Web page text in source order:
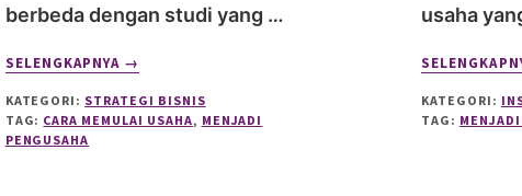
berbeda dengan studi yang …
SELENGKAPNYA
BAGAIMANA
SAYA
MEMULAI
→
KATEGORI: STRATEGI BISNIS
TAG: CARA MEMULAI USAHA, MENJADI
PENGUSAHA
usaha
KATEGORI:
TAG: